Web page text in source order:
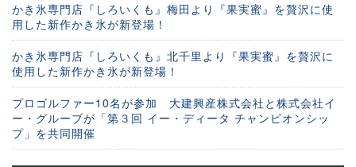
かき氷専門店『しろいくも』梅田より『果実蜜』を贅沢に使
用した新作かき氷が新登場！
かき氷専門店『しろいくも』北千里より『果実蜜』を贅沢に
使用した新作かき氷が新登場！
プロゴルファー10名が参加 大建興産株式会社と株式会社イ
ー・グルーブが「第３回 イー・ディータ チャンピオンシッ
プ」を共同開催